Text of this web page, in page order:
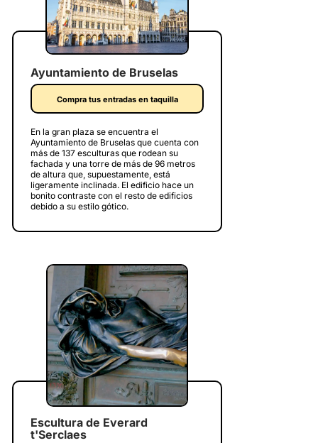
Ayuntamiento de Bruselas
Compra tus entradas en taquilla
En la gran plaza se encuentra el
Ayuntamiento de Bruselas que cuenta con
más de 137 esculturas que rodean su
fachada y una torre de más de 96 metros
de altura que, supuestamente, está
ligeramente inclinada. El edificio hace un
bonito contraste con el resto de edificios
debido a su estilo gótico.
Escultura de Everard
t'Serclaes